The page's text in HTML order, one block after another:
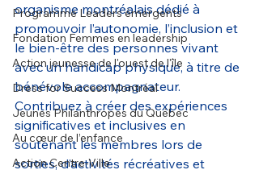
Programme Leaders émergents
Fondation Femmes en leadership
Action jeunesse de l'ouest de l'île
Dress for Success Montréal
Jeunes Philanthropes du Québec
Au cœur de l’enfance
Action Centre-Ville
organisme montréalais dédié à
promouvoir l’autonomie, l’inclusion et
le bien-être des personnes vivant
avec un handicap physique, à titre de
bénévole accompagnateur.
Contribuez à créer des expériences
significatives et inclusives en
soutenant les membres lors de
sorties, d’activités récréatives et